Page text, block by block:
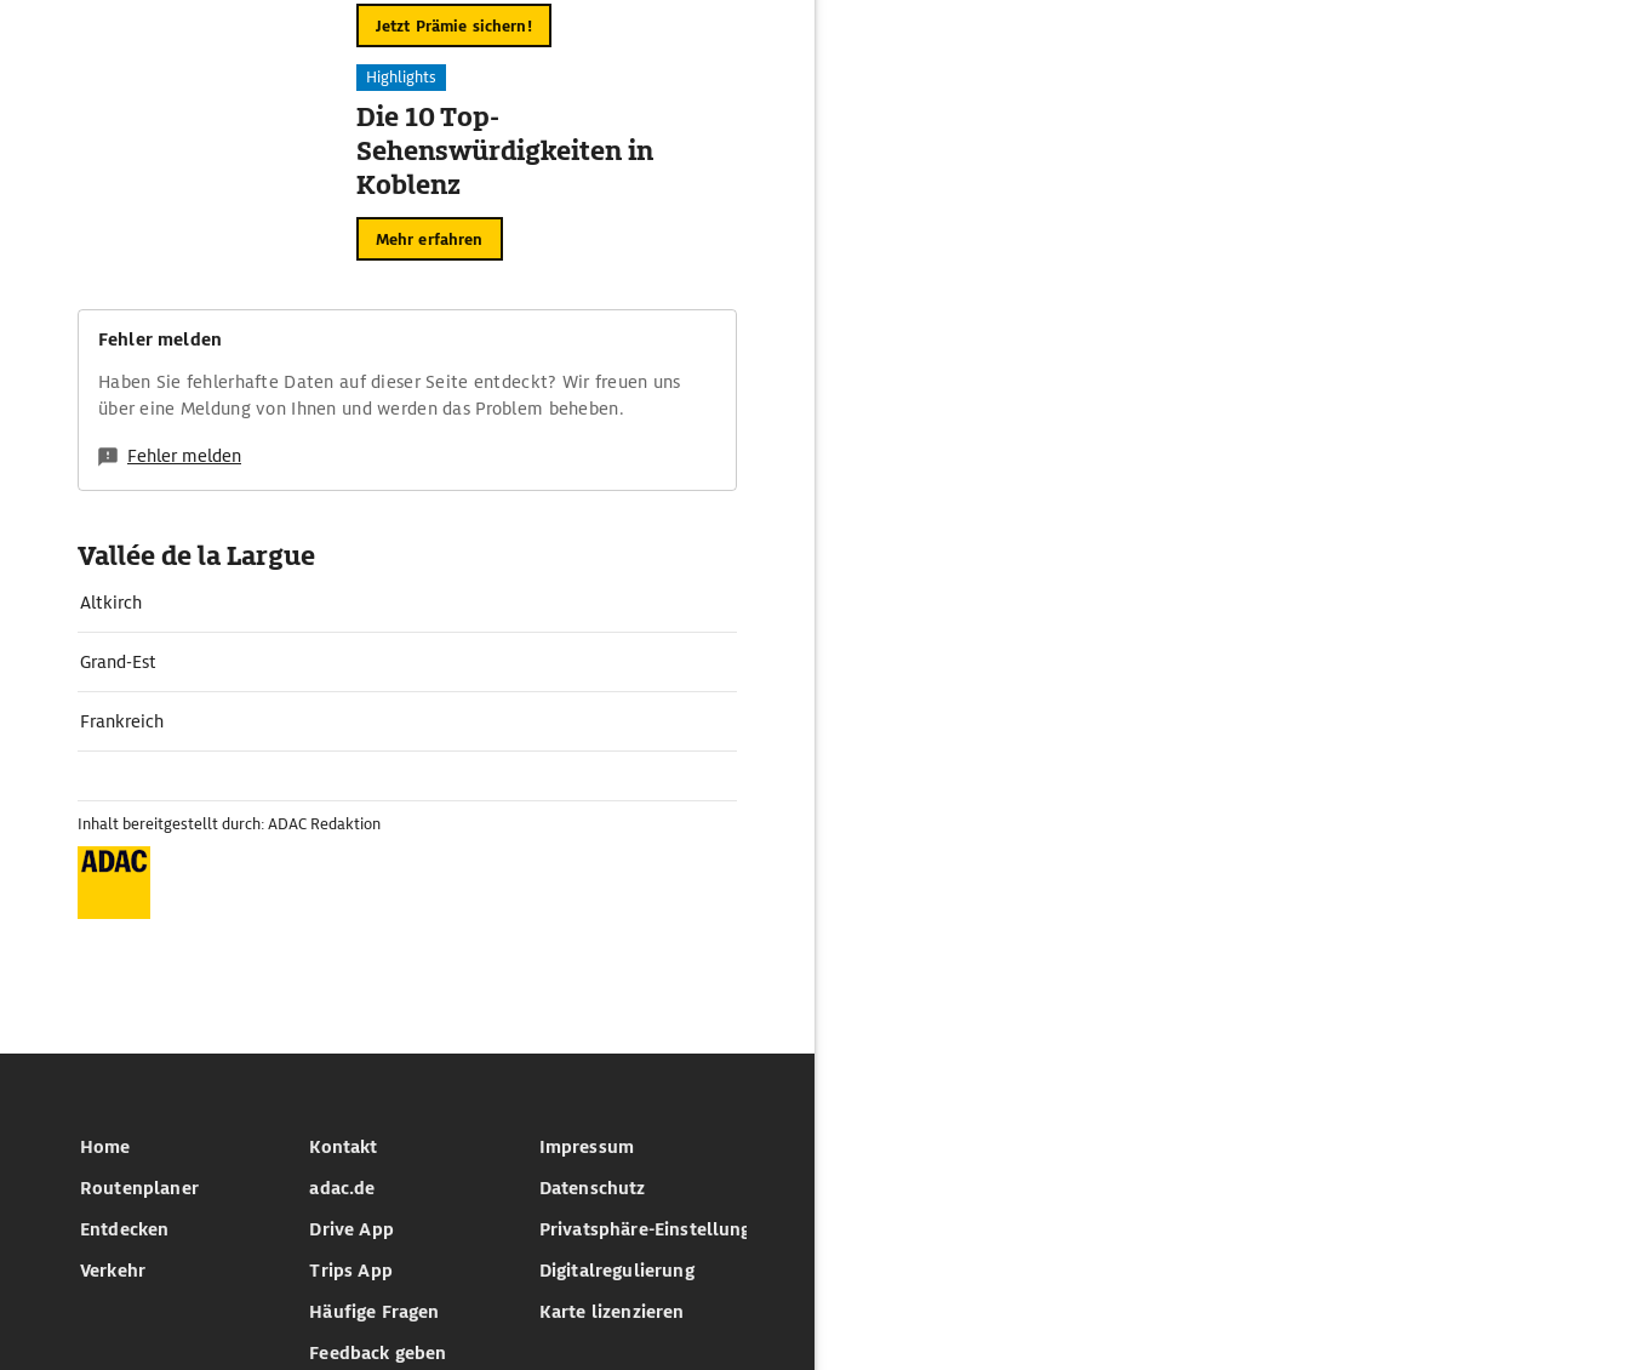
Jetzt Prämie sichern!
Highlights
Die 10 Top-
Sehenswürdigkeiten in
Koblenz
Mehr erfahren
Fehler melden
Haben Sie fehlerhafte Daten auf dieser Seite entdeckt? Wir freuen uns
über eine Meldung von Ihnen und werden das Problem beheben.
Fehler melden
Vallée de la Largue
Altkirch
Grand-Est
Frankreich
Inhalt bereitgestellt durch: ADAC Redaktion
Home
Routenplaner
Entdecken
Verkehr
Kontakt
adac.de
Drive App
Trips App
Häufige Fragen
Feedback geben
Impressum
Datenschutz
Privatsphäre-Einstellungen
Digitalregulierung
Karte lizenzieren